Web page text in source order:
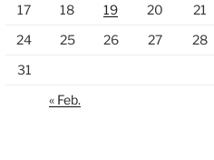
17
18 19 20 21
24
25 26 27 28
31
« Feb.